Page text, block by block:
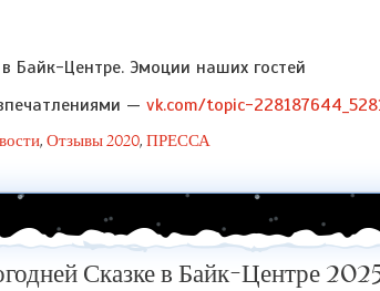
в Байк-Центре. Эмоции наших гостей
— vk.com/topic-
, Отзывы 2020, ПРЕССА
Сказке в Байк-Центре